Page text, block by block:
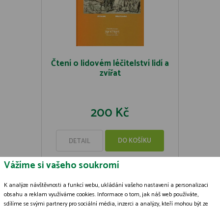
Čtení o lidovém léčitelství lidí a
zvířat
200 Kč
DETAIL DO KOŠÍKU
Vážíme si vašeho soukromí
K analýze návštěvnosti a funkcí webu, ukládání vašeho nastavení a personalizaci
obsahu a reklam využíváme cookies. Informace o tom, jak náš web používáte,
sdílíme se svými partnery pro sociální média, inzerci a analýzy, kteří mohou být ze